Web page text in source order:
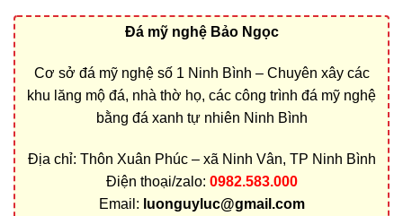
Đá mỹ nghệ Bảo Ngọc
Cơ sở đá mỹ nghệ số 1 Ninh Bình – Chuyên xây các
khu lăng mộ đá, nhà thờ họ, các công trình đá mỹ nghệ
bằng đá xanh tự nhiên Ninh Bình
Địa chỉ: Thôn Xuân Phúc – xã Ninh Vân, TP Ninh Bình
Điện thoại/zalo: 0982.583.000
Email: luonguyluc@gmail.com